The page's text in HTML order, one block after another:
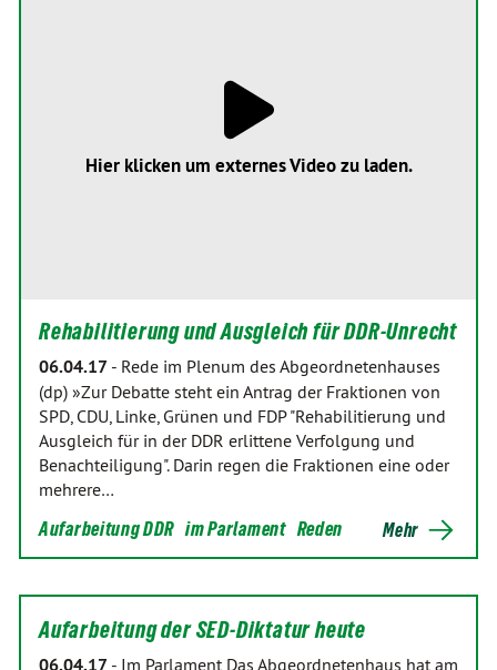
Rehabilitierung und Ausgleich für DDR-Unrecht
06.04.17 - Rede im Plenum des Abgeordnetenhauses
(dp) »Zur Debatte steht ein Antrag der Fraktionen von
SPD, CDU, Linke, Grünen und FDP "Rehabilitierung und
Ausgleich für in der DDR erlittene Verfolgung und
Benachteiligung". Darin regen die Fraktionen eine oder
mehrere…
Aufarbeitung DDR im Parlament Reden Mehr
Hier klicken um externes Video zu laden.
Aufarbeitung der SED-Diktatur heute
06.04.17 - Im Parlament Das Abgeordnetenhaus hat am